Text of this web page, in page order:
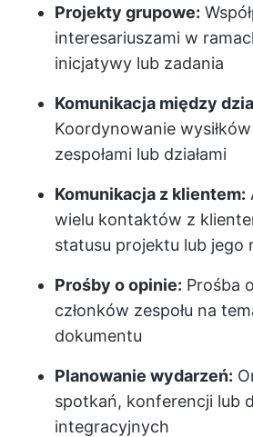
Projekty grupowe:
interesariuszami w
inicjatywy lub zadania
Komunikacja między
Koordynowanie
zespołami lub działami
Komunikacja z klientem:
wielu kontaktów z
statusu projektu lub jego
Prośby o opinie: Prośba
członków zespołu na
dokumentu
Planowanie wydarzeń:
spotkań, konferencji lub
integracyjnych